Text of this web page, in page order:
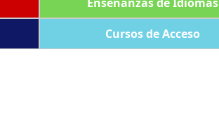
Cursos de Acceso